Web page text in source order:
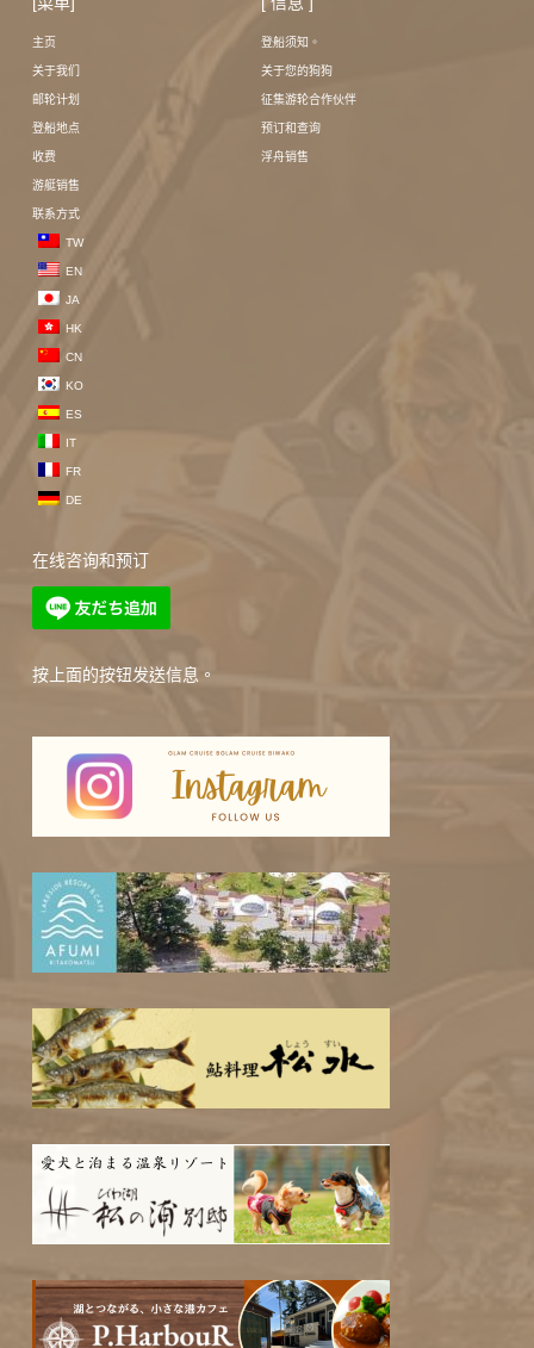
主页
关于我们
邮轮计划
登船地点
收费
游艇销售
联系方式
TW
EN
JA
HK
CN
KO
ES
IT
FR
DE
登船须知。
关于您的狗狗
征集游轮合作伙伴
预订和查询
浮舟销售
在线咨询和预订
按上面的按钮发送信息。